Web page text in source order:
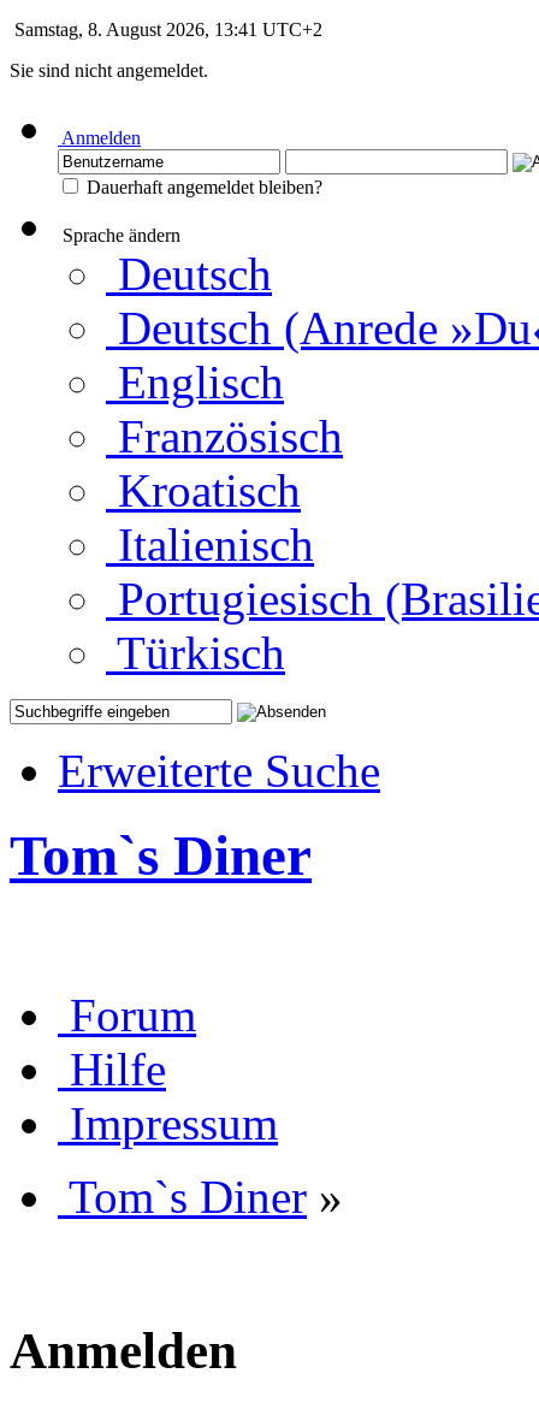
Samstag, 8. August 2026, 13:41 UTC+2
Sie sind nicht angemeldet.
Anmelden
Dauerhaft angemeldet bleiben?
Sprache ändern
Deutsch
Deutsch (Anrede
Englisch
Französisch
Kroatisch
Italienisch
Portugiesisch
Türkisch
Erweiterte Suche
Tom`s Diner
Forum
Hilfe
Impressum
Tom`s Diner »
Anmelden